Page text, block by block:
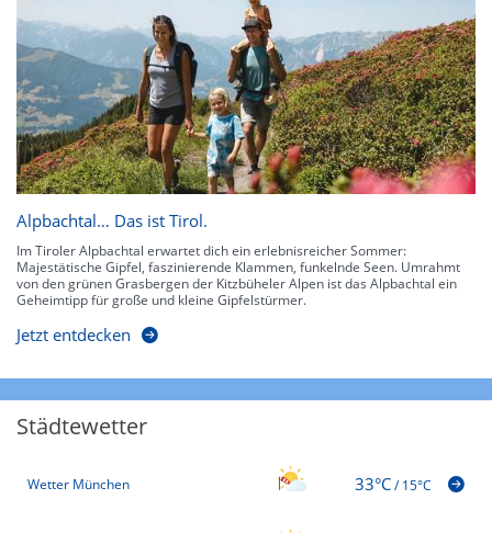
Alpbachtal… Das ist Tirol.
Im Tiroler Alpbachtal erwartet dich ein erlebnisreicher Sommer:
Majestätische Gipfel, faszinierende Klammen, funkelnde Seen. Umrahmt
von den grünen Grasbergen der Kitzbüheler Alpen ist das Alpbachtal ein
Geheimtipp für große und kleine Gipfelstürmer.
Jetzt entdecken
Städtewetter
Wetter München 33°C/15°C